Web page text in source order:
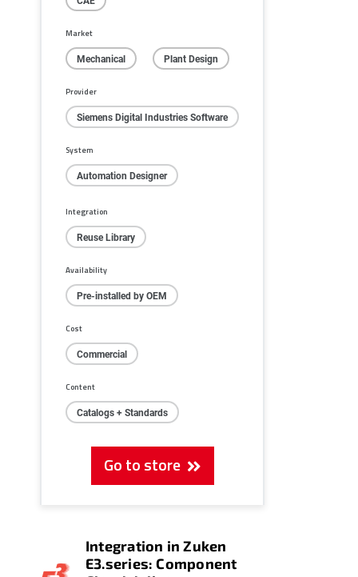
Market
Mechanical Plant Design
Provider
Siemens Digital Industries Software
System
Automation Designer
Integration
Reuse Library
Availability
Pre-installed by OEM
Cost
Commercial
Content
Catalogs + Standards
Go to store
Integration in Zuken
E3.series: Component